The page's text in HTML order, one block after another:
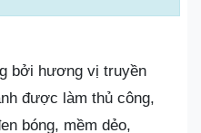
bởi hương vị truyền
được làm thủ công,
bóng, mềm dẻo,